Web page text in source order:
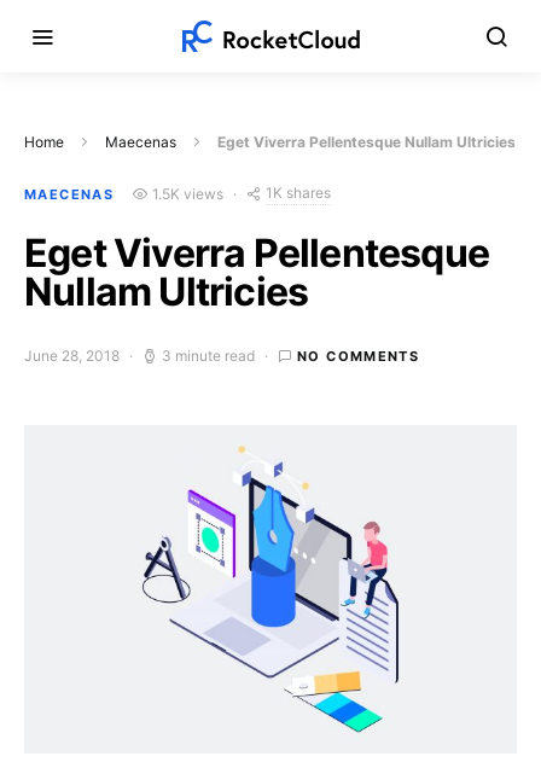
Home Maecenas Eget Viverra Pellentesque Nullam Ultricies
MAECENAS 1.5K views 1K shares
Eget Viverra Pellentesque
Nullam Ultricies
June 28, 2018 3 minute read NO COMMENTS